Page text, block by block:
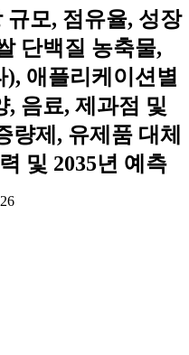
규모, 점유율, 성장
단백질 농축물,
애플리케이션별
, 음료, 제과점 및
량제, 유제품 대체
및 2035년 예측